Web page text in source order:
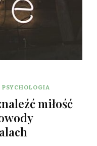
PSYCHOLOGIA
miłość